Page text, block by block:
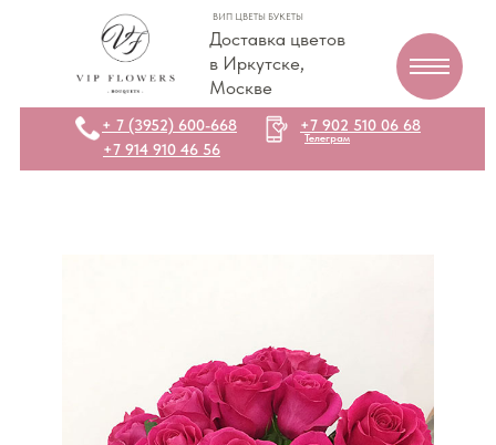
Доставка цветов
в Иркутске,
Москве
ВИП ЦВЕТЫ БУКЕТЫ
+7 914 910 46 56
+7 902 510 06 68
Телеграм
+ 7 (3952) 600-668